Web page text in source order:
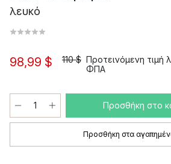
λευκό
98,99 $ 110 $ Προτεινόμενη τιμή
ΦΠΑ
Προσθήκη στο
Προσθήκη στα